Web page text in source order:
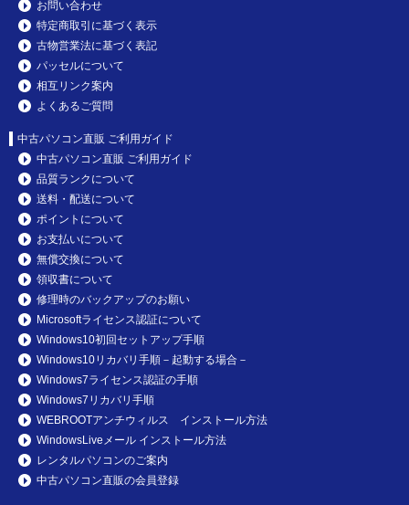
お問い合わせ
特定商取引に基づく表示
古物営業法に基づく表記
パッセルについて
相互リンク案内
よくあるご質問
中古パソコン直販 ご利用ガイド
中古パソコン直販 ご利用ガイド
品質ランクについて
送料・配送について
ポイントについて
お支払いについて
無償交換について
領収書について
修理時のバックアップのお願い
Microsoftライセンス認証について
Windows10初回セットアップ手順
Windows10リカバリ手順－起動する場合－
Windows7ライセンス認証の手順
Windows7リカバリ手順
WEBROOTアンチウィルス インストール方法
WindowsLiveメール インストール方法
レンタルパソコンのご案内
中古パソコン直販の会員登録